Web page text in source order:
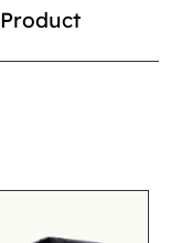
Product